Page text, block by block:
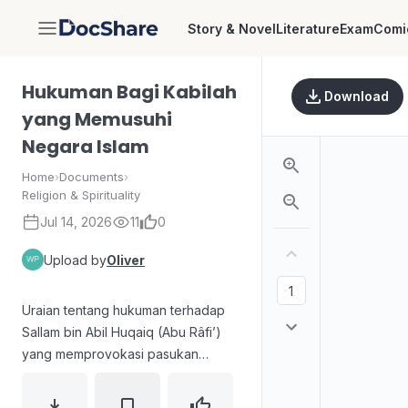
DocShare Story & NovelLiteratureExam
Hukuman Bagi Kabilah
yang Memusuhi
Negara Islam
Home›Documents›
Religion & Spirituality
Jul 14, 2026 11 0
Upload byOliver
Uraian tentang hukuman terhadap
Sallam bin Abil Huqaiq (Abu Râfi’)
yang memprovokasi pasukan
menyakiti Rasul serta mendukung
Download